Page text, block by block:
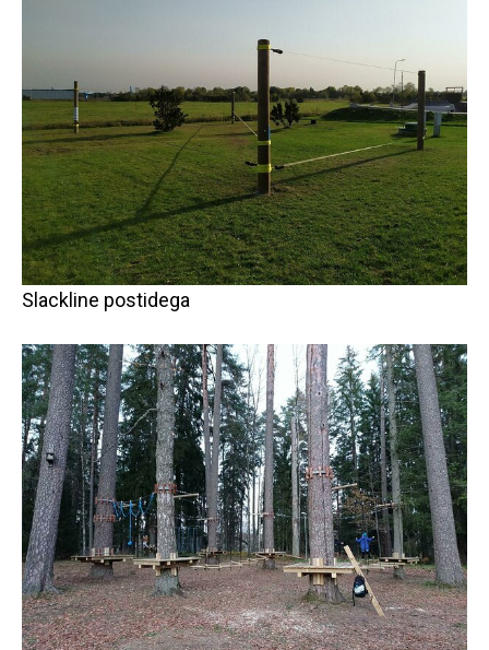
Slackline postidega